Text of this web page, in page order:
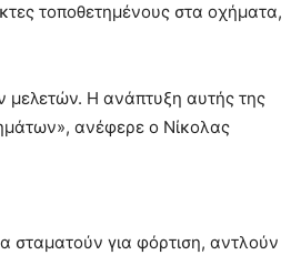
τοποθετημένους στα οχήματα,
μελετών. Η ανάπτυξη αυτής της
ανέφερε ο Νίκολας
σταματούν για φόρτιση, αντλούν